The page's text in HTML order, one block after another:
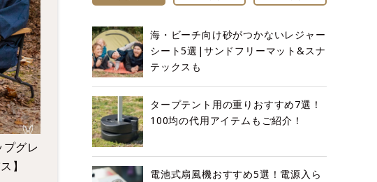
グレ
】
海・ビーチ向け砂がつかないレジャー
シート5選|サンドフリーマット&スナ
テックスも
タープテント用の重りおすすめ7選！
100均の代用アイテムもご紹介！
電池式扇風機おすすめ5選！電源入ら